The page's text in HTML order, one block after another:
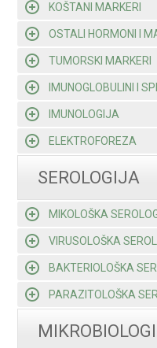
KOŠTANI MARKERI
OSTALI HORMONI I
TUMORSKI MARKERI
IMUNOGLOBULINI I
IMUNOLOGIJA
ELEKTROFOREZA
SEROLOGIJA
MIKOLOŠKA
VIRUSOLOŠKA
BAKTERIOLOŠKA
PARAZITOLOŠKA